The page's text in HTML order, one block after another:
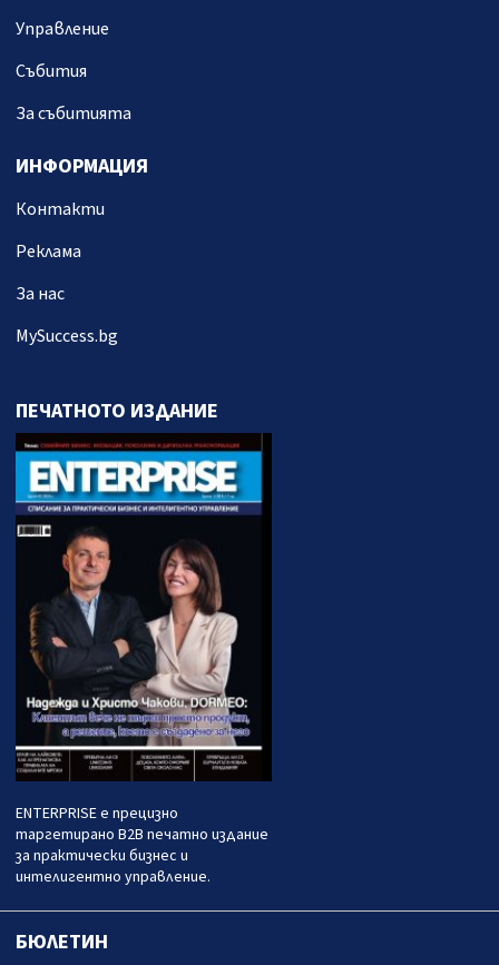
Управление
Събития
За събитията
ИНФОРМАЦИЯ
Контакти
Реклама
За нас
MySuccess.bg
ПЕЧАТНОТО ИЗДАНИЕ
ENTERPRISE е прецизно
таргетирано B2B печатно издание
за практически бизнес и
интелигентно управление.
БЮЛЕТИН